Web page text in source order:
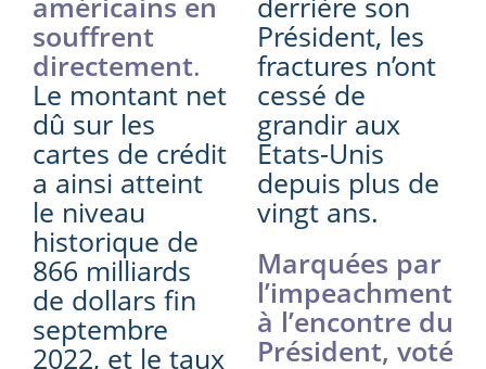
souffrent
directement.
Le montant net
dû sur les
cartes de crédit
a ainsi atteint
le niveau
historique de
866 milliards
de dollars fin
septembre
2022, et le taux
Président, les
fractures n’ont
cessé de
grandir aux
Etats-Unis
depuis plus de
vingt ans.
Marquées par
l’impeachment
à l’encontre du
Président, voté